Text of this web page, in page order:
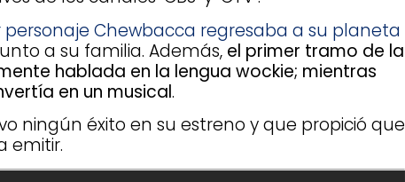
Chewbacca regresaba a su planeta
a su familia. Además, el primer tramo de la
hablada en la lengua wockie; mientras
en un musical.
ningún éxito en su estreno y que propició que
emitir.